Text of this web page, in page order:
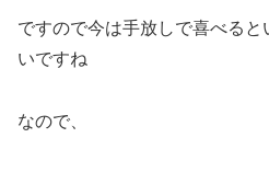
ですので今は手放しで喜べる
いですね
なので、